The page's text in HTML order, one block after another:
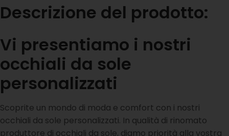
Descrizione del prodotto:
Vi presentiamo i nostri
occhiali da sole
personalizzati
Scoprite un mondo di moda e comfort con i nostri
occhiali da sole personalizzati. In qualità di rinomato
produttore di occhiali da sole, diamo priorità alla vostra